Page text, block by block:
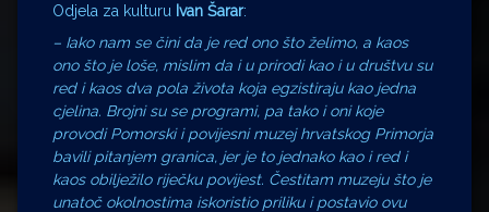
Odjela za kulturu Ivan Šarar:
– Iako nam se čini da je red ono što želimo, a kaos
ono što je loše, mislim da i u prirodi kao i u društvu su
red i kaos dva pola života koja egzistiraju kao jedna
cjelina. Brojni su se programi, pa tako i oni koje
provodi Pomorski i povijesni muzej hrvatskog Primorja
bavili pitanjem granica, jer je to jednako kao i red i
kaos obilježilo riječku povijest. Čestitam muzeju što je
unatoč okolnostima iskoristio priliku i postavio ovu